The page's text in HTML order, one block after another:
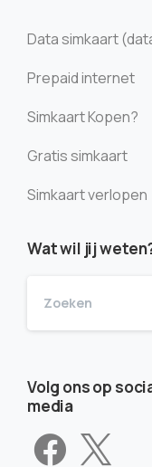
Data simkaart
Prepaid internet
Simkaart Kopen?
Gratis simkaart
Simkaart verlopen
Wat wil jij
Volg ons op
media